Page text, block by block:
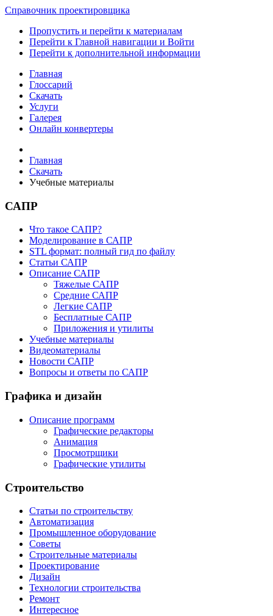
Справочник проектировщика
Пропустить и перейти к материалам
Перейти к Главной навигации и Войти
Перейти к дополнительной информации
Главная
Глоссарий
Скачать
Услуги
Галерея
Онлайн конвертеры
Главная
Скачать
Учебные материалы
САПР
Что такое САПР?
Моделирование в САПР
STL формат: полный гид по файлу
Статьи САПР
Описание САПР
Тяжелые САПР
Средние САПР
Легкие САПР
Бесплатные САПР
Приложения и утилиты
Учебные материалы
Видеоматериалы
Новости САПР
Вопросы и ответы по САПР
Графика и дизайн
Описание программ
Графические редакторы
Анимация
Просмотрщики
Графические утилиты
Строительство
Статьи по строительству
Автоматизация
Промышленное оборудование
Советы
Строительные материалы
Проектирование
Дизайн
Технологии строительства
Ремонт
Интересное